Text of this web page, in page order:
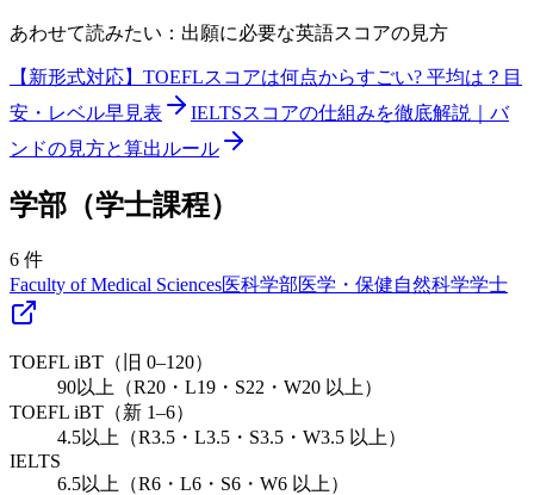
あわせて読みたい：出願に必要な英語スコアの見方
【新形式対応】TOEFLスコアは何点からすごい? 平均は？目
安・レベル早見表
IELTSスコアの仕組みを徹底解説｜バ
ンドの見方と算出ルール
学部（学士課程）
6 件
Faculty of Medical Sciences医科学部医学・保健自然科学学士
TOEFL iBT（旧 0–120）
90以上（R20・L19・S22・W20 以上）
TOEFL iBT（新 1–6）
4.5以上（R3.5・L3.5・S3.5・W3.5 以上）
IELTS
6.5以上（R6・L6・S6・W6 以上）